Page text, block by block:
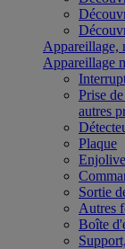
Appareillage,
Appareillage
Prise
autres
Plaque
Sortie
Autres
Boîte